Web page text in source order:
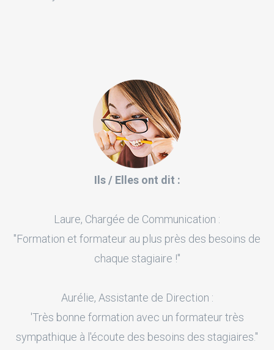
Ils / Elles ont dit :
Laure, Chargée de Communication :
"Formation et formateur au plus près des besoins de
chaque stagiaire !"
Aurélie, Assistante de Direction :
'Très bonne formation avec un formateur très
sympathique à l'écoute des besoins des stagiaires."